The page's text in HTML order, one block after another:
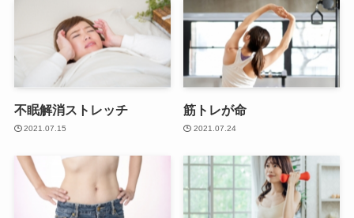
不眠解消ストレッチ
2021.07.15
筋トレが命
2021.07.24